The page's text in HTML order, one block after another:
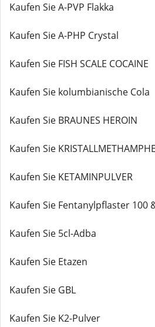
Kaufen Sie A-PVP Flakka
Kaufen Sie A-PHP Crystal
Kaufen Sie FISH SCALE COCAINE
Kaufen Sie kolumbianische Cola
Kaufen Sie BRAUNES HEROIN
Kaufen Sie
Kaufen Sie KETAMINPULVER
Kaufen Sie Fentanylpflaster 100
Kaufen Sie 5cl-Adba
Kaufen Sie Etazen
Kaufen Sie GBL
Kaufen Sie K2-Pulver